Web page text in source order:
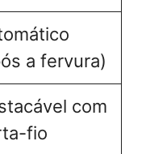
a fervura)
com
fio